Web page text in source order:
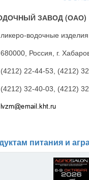
ЗАВОД (ОАО)
ликеро-водочные изделия
680000, Россия, г.
(4212) 22-44-53, (4212)
(4212) 32-40-03, (4212)
питания и